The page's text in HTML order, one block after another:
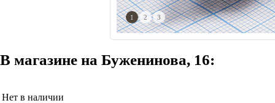
1 2 3
В магазине на Буженинова, 16:
Нет в наличии